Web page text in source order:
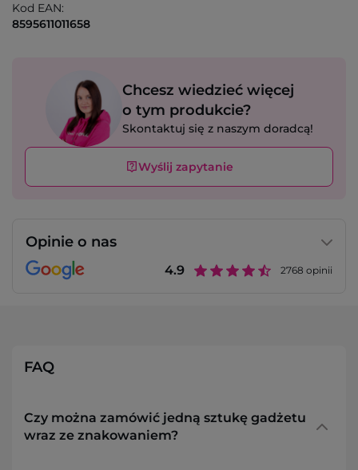
Kod EAN:
8595611011658
Chcesz wiedzieć więcej
o tym produkcie?
Skontaktuj się z naszym doradcą!
Wyślij zapytanie
Opinie o nas
4.9 2768 opinii
FAQ
Czy można zamówić jedną sztukę gadżetu
wraz ze znakowaniem?